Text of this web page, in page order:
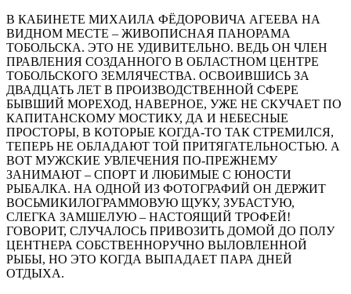
В КАБИНЕТЕ МИХАИЛА ФЁДОРОВИЧА АГЕЕВА НА
ВИДНОМ МЕСТЕ – ЖИВОПИСНАЯ ПАНОРАМА
ТОБОЛЬСКА. ЭТО НЕ УДИВИТЕЛЬНО. ВЕДЬ ОН ЧЛЕН
ПРАВЛЕНИЯ СОЗДАННОГО В ОБЛАСТНОМ ЦЕНТРЕ
ТОБОЛЬСКОГО ЗЕМЛЯЧЕСТВА. ОСВОИВШИСЬ ЗА
ДВАДЦАТЬ ЛЕТ В ПРОИЗВОДСТВЕННОЙ СФЕРЕ
БЫВШИЙ МОРЕХОД, НАВЕРНОЕ, УЖЕ НЕ СКУЧАЕТ ПО
КАПИТАНСКОМУ МОСТИКУ, ДА И НЕБЕСНЫЕ
ПРОСТОРЫ, В КОТОРЫЕ КОГДА-ТО ТАК СТРЕМИЛСЯ,
ТЕПЕРЬ НЕ ОБЛАДАЮТ ТОЙ ПРИТЯГАТЕЛЬНОСТЬЮ. А
ВОТ МУЖСКИЕ УВЛЕЧЕНИЯ ПО-ПРЕЖНЕМУ
ЗАНИМАЮТ – СПОРТ И ЛЮБИМЫЕ С ЮНОСТИ
РЫБАЛКА. НА ОДНОЙ ИЗ ФОТОГРАФИЙ ОН ДЕРЖИТ
ВОСЬМИКИЛОГРАММОВУЮ ЩУКУ, ЗУБАСТУЮ,
СЛЕГКА ЗАМШЕЛУЮ – НАСТОЯЩИЙ ТРОФЕЙ!
ГОВОРИТ, СЛУЧАЛОСЬ ПРИВОЗИТЬ ДОМОЙ ДО ПОЛУ
ЦЕНТНЕРА СОБСТВЕННОРУЧНО ВЫЛОВЛЕННОЙ
РЫБЫ, НО ЭТО КОГДА ВЫПАДАЕТ ПАРА ДНЕЙ
ОТДЫХА.